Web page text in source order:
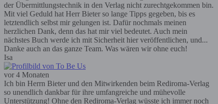
der Übermittlungstechnik in den Verlag nicht zurechtgekommen bin.
Mit viel Geduld hat Herr Bieter so lange Tipps gegeben, bis es
letztendlich selbst mir gelungen ist. Dafür nochmals meinen
herzlichen Dank, denn das hat mir viel bedeutet. Auch mein
nächstes Buch werde ich mit Sicherheit hier veröffentlichen, und...
Danke auch an das ganze Team. Was wären wir ohne euch!
Isa
vor 4 Monaten
Ich bin Herrn Bieter und den Mitwirkenden beim Rediroma-Verlag
so unendlich dankbar für ihre umfangreiche und mühevolle
Unterstützung! Ohne den Rediroma-Verlag wüsste ich immer noch